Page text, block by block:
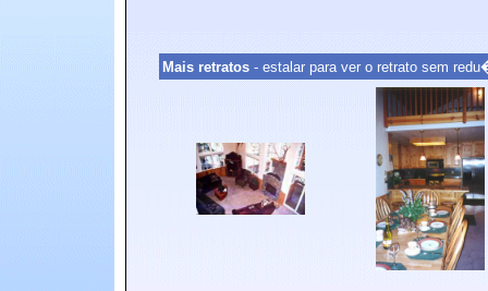
Mais retratos - estalar para ver o retrato sem